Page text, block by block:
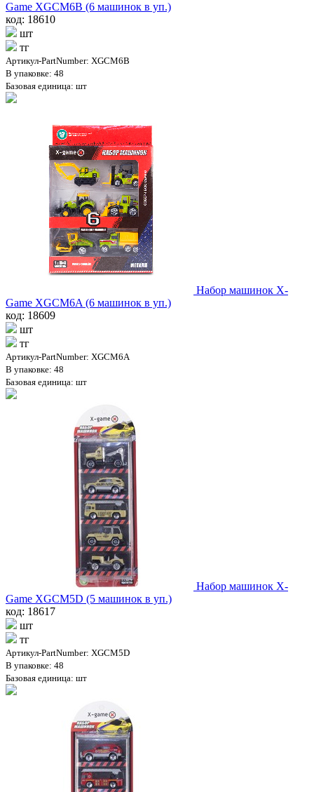
Game XGCM6B (6 машинок в уп.)
код: 18610
шт
тг
Артикул-PartNumber: XGCM6B
В упаковке: 48
Базовая единица: шт
Набор машинок X-
Game XGCM6A (6 машинок в уп.)
код: 18609
шт
тг
Артикул-PartNumber: XGCM6A
В упаковке: 48
Базовая единица: шт
Набор машинок X-
Game XGCM5D (5 машинок в уп.)
код: 18617
шт
тг
Артикул-PartNumber: XGCM5D
В упаковке: 48
Базовая единица: шт